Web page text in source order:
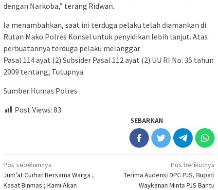
dengan Narkoba,” terang Ridwan.
Ia menambahkan, saat ini terduga pelaku telah diamankan di
Rutan Mako Polres Konsel untuk penyidikan lebih lanjut. Atas
perbuatannya terduga pelaku melanggar
Pasal 114 ayat (2) Subsider Pasal 112 ayat (2) UU RI No. 35 tahun
2009 tentang, Tutupnya.
Sumber Humas Polres
Post Views: 83
SEBARKAN
Navigasi
pos
Pos sebelumnya
Jum’at Curhat Bersama Warga ,
Kasat Binmas ; Kami Akan
Pos berikutnya
Terima Audensi DPC PJS, Bupati
Waykanan Minta PJS Bantu